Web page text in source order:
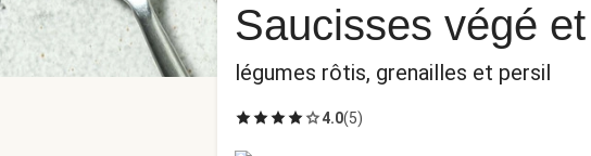
Saucisses végé
légumes rôtis, grenailles et persil
4.0(5)